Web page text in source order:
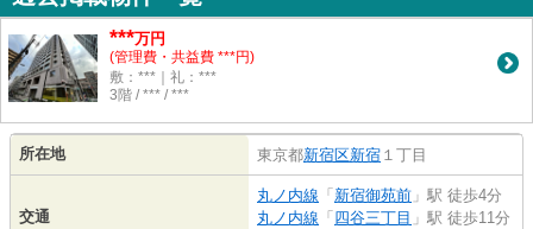
***万円
(管理費・共益費 ***円)
敷：***｜礼：***
3階 / *** / ***
所在地 東京都新宿区新宿 １丁目
交通
丸ノ内線 「 新宿御苑前 」駅 徒歩4分
丸ノ内線 「 四谷三丁目 」駅 徒歩11分